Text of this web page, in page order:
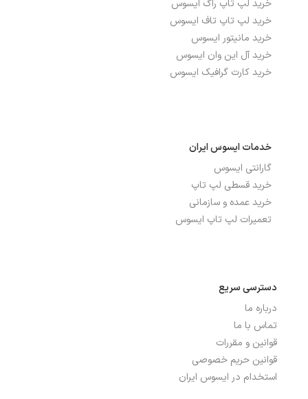
صفحه نمایش مات بله
نرخ بروزرسانی
نمایشگر اضافی ندارد
درگاه‌ها، ارتباطات و شبکه
بلوتوث
تعداد پورت USB 3.2 2
شبکه بی سیم WI-FI
نسخه بلوتوث
پورت HDMI
خرید لپ تاپ راگ ایسوس
خرید لپ تاپ تاف ایسوس
خرید مانیتور ایسوس
خرید آل این وان ایسوس
خرید کارت گرافیک ایسوس
خدمات ایسوس ایران
گارانتی ایسوس
خرید قسطی لپ تاپ
خرید عمده و سازمانی
تعمیرات لپ تاپ ایسوس
دسترسی سریع
درباره ما
تماس با ما
قوانین و مقررات
قوانین حریم خصوصی
استخدام در ایسوس ایران